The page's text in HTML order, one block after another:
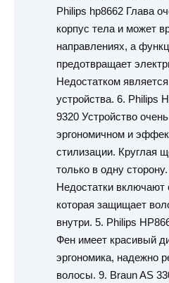
Philips hp8662 Глава
корпус тела и может
направлениях, а
предотвращает
Недостатком
устройства. 6. Philips
9320 Устройство
эргономичном и
стилизации. Круглая
только в одну
Недостатки включают
которая защищает
внутри. 5. Philips
Фен имеет красивый
эргономика, надежно
волосы. 9. Braun AS